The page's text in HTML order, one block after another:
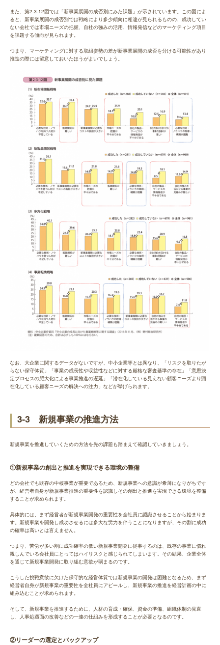
また、第2-3-12図では「新事業展開の成否別にみた課題」が示されています。この図によ
ると、新事業展開の成否別では戦略により多少傾向に相違が見られるものの、成功してい
ない会社では市場ニーズの把握、自社の強みの活用、情報発信などのマーケティング項目
を課題する傾向が見られます。
つまり、マーケティングに対する取組姿勢の差が新事業展開の成否を分ける可能性があり
推進の際には留意しておいたほうがよいでしょう。
なお、大企業に関するデータがないですが、中小企業等とは異なり、「リスクを取りたが
らない保守体質」「事業の成長性や収益性などに対する厳格な審査基準の存在」「意思決
定プロセスの肥大化による事業推進の遅延」「潜在化している見えない顧客ニーズより顕
在化している顧客ニーズの解決への注力」などが挙げられます。
3-3 新規事業の推進方法
新規事業を推進していくための方法を先の課題も踏まえて確認していきましょう。
①新規事業の創出と推進を実現できる環境の整備
どの会社でも既存の中核事業が重要であるため、新規事業への意識が希薄になりがちです
が、経営者自身が新規事業推進の重要性を認識しその創出と推進を実現できる環境を整備
することが求められます。
具体的には、まず経営者が新規事業開発の重要性を全社員に認識させることから始まりま
す。新規事業を開発し成功させるには多大な労力を伴うことになりますが、その割に成功
の確率は高いとは言えません。
つまり、苦労が多い割に成功確率の低い新規事業開発に従事するのは、既存の事業に慣れ
親しんでいる会社員にとってはハイリスクと感じられてしまいます。その結果、企業全体
を通じて新規事業開発に取り組む意欲が弱まるのです。
こうした挑戦意欲に欠けた保守的な経営体質では新規事業の開発は困難となるため、まず
経営者自身が新規事業の重要性を全社員にアピールし、新規事業の推進を経営計画の中に
組み込むことが求められます。
そして、新規事業を推進するために、人材の育成・確保、資金の準備、組織体制の見直
し、人事処遇面の改善などの一連の仕組みを形成することが必要となるのです。
②リーダーの選定とバックアップ